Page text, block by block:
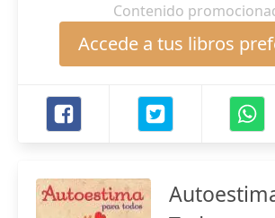
Contenido
Accede a tus libros